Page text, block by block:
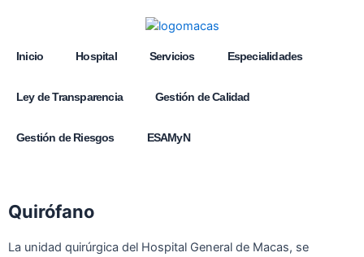
Inicio Hospital Servicios Especialidades
Ley de Transparencia Gestión de Calidad
Gestión de Riesgos ESAMyN
Quirófano
La unidad quirúrgica del Hospital General de Macas, se